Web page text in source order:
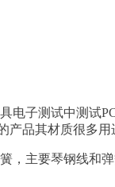
子测试中测试
品其材质很多用
主要琴钢线和